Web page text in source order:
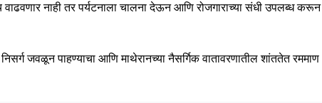
नाही तर पर्यटनाला चालना देऊन आणि रोजगाराच्या संधी उपलब्ध करून
जवळून पाहण्याचा आणि माथेरानच्या नैसर्गिक वातावरणातील शांततेत रममाण